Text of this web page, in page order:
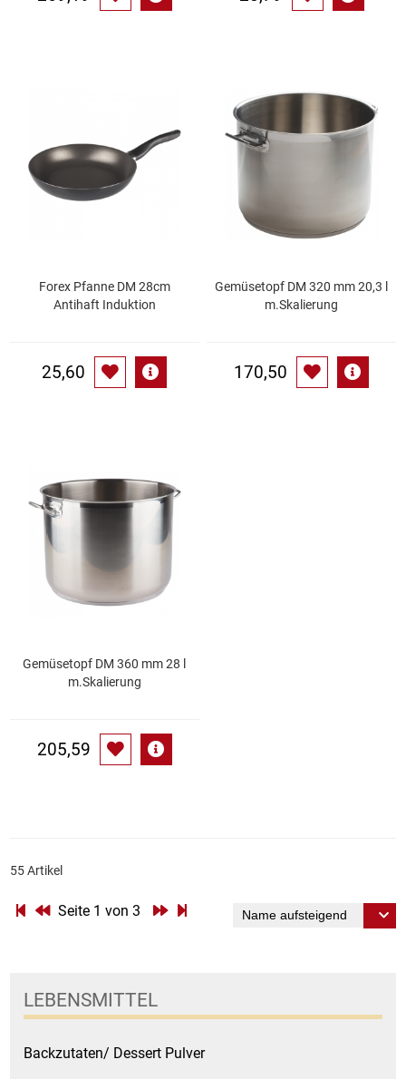
Zucker / Süßstoffe
LEBENSMITTEL
Backzutaten/ Dessert Pulver
Forex Pfanne DM 28cm
Antihaft Induktion
25,60
Gemüsetopf DM 320 mm 20,3 l
m.Skalierung
170,50
Gemüsetopf DM 360 mm 28 l
m.Skalierung
205,59
55 Artikel
Seite 1 von 3